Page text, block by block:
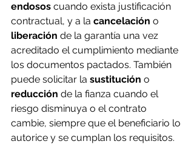
endosos cuando exista justificación
contractual, y a la cancelación o
liberación de la garantía una vez
acreditado el cumplimiento mediante
los documentos pactados. También
puede solicitar la sustitución o
reducción de la fianza cuando el
riesgo disminuya o el contrato
cambie, siempre que el beneficiario lo
autorice y se cumplan los requisitos.